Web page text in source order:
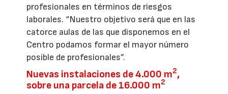
profesionales en términos de riesgos
laborales. “Nuestro objetivo será que en las
catorce aulas de las que disponemos en el
Centro podamos formar el mayor número
posible de profesionales”.
Nuevas instalaciones de 4.000 m2,
sobre una parcela de 16.000 m2